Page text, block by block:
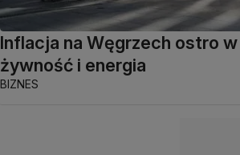
Inflacja na Węgrzech ostro w
żywność i energia
BIZNES